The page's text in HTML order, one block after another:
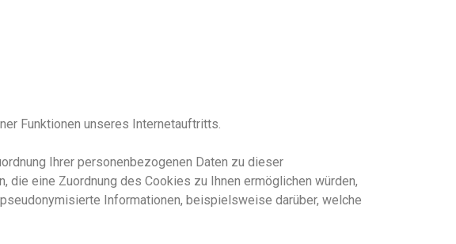
Funktionen unseres Internetauftritts.
Ihrer personenbezogenen Daten zu dieser
die eine Zuordnung des Cookies zu Ihnen ermöglichen würden,
Informationen, beispielsweise darüber, welche